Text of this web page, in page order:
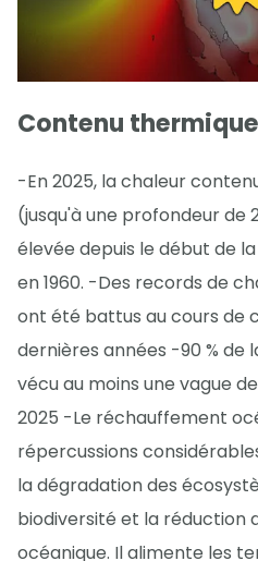
Contenu
-En 2025, la chaleur
(jusqu'à une profondeur de
élevée depuis le début de
en 1960. -Des records de
ont été battus au cours de
dernières années -90 % de
vécu au moins une vague
2025 -Le réchauffement
répercussions
la dégradation des
biodiversité et la réduction
océanique. Il alimente les